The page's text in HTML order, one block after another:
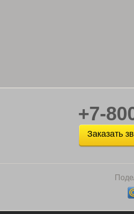
+7-
Заказать